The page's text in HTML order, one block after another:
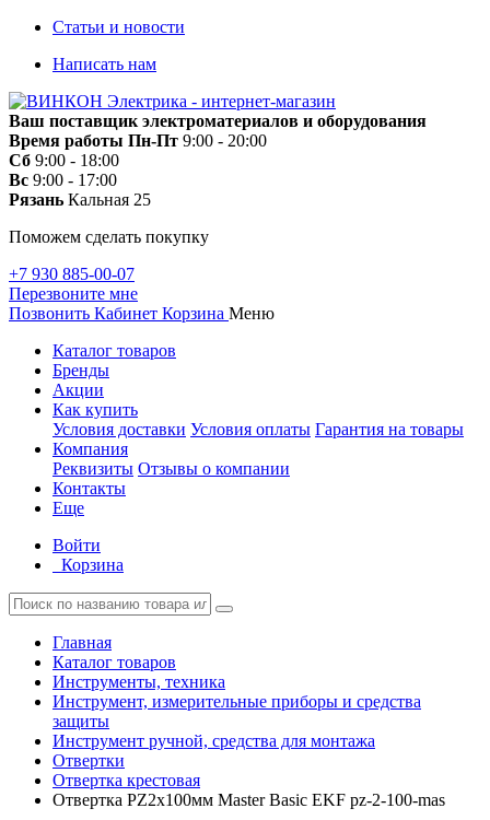
Статьи и новости
Написать нам
Ваш поставщик электроматериалов и оборудования
Время работы Пн-Пт 9:00 - 20:00
Сб 9:00 - 18:00
Вс 9:00 - 17:00
Рязань Кальная 25
Поможем сделать покупку
+7 930 885-00-07
Перезвоните мне
Позвонить Кабинет Корзина Меню
Каталог товаров
Бренды
Акции
Как купить
Условия доставки Условия оплаты Гарантия на товары
Компания
Реквизиты Отзывы о компании
Контакты
Еще
Войти
Корзина
Главная
Каталог товаров
Инструменты, техника
Инструмент, измерительные приборы и средства
защиты
Инструмент ручной, средства для монтажа
Отвертки
Отвертка крестовая
Отвертка PZ2х100мм Master Basic EKF pz-2-100-mas